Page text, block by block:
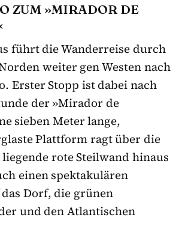
ZUM »MIRADOR DE
führt die Wanderreise durch
weiter gen Westen nach
Erster Stopp ist dabei nach
der »Mirador de
sieben Meter lange,
Plattform ragt über die
rote Steilwand hinaus
einen spektakulären
Dorf, die grünen
und den Atlantischen